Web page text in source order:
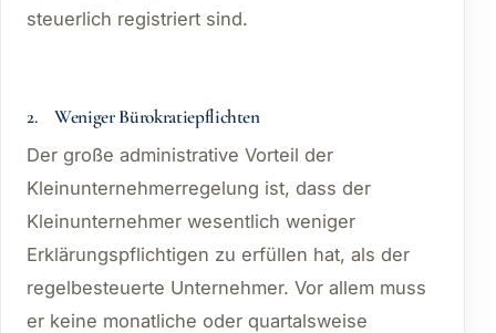
steuerlich registriert sind.
2. Weniger Bürokratiepflichten
Der große administrative Vorteil der
Kleinunternehmerregelung ist, dass der
Kleinunternehmer wesentlich weniger
Erklärungspflichtigen zu erfüllen hat, als der
regelbesteuerte Unternehmer. Vor allem muss
er keine monatliche oder quartalsweise